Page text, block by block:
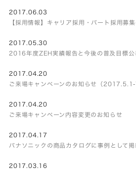
2017.06.03
【採用情報】キャリア採用・パート採用募
2017.05.30
2016年度ZEH実績報告と今後の普及目標公
2017.04.20
ご来場キャンペーンのお知らせ（2017.5.1-
2017.04.20
ご来場キャンペーン内容変更のお知らせ
2017.04.17
パナソニックの商品カタログに事例として掲
2017.03.16